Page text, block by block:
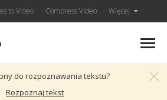
to Video Compress Video Więcej
do rozpoznawania tekstu?
Rozpoznaj tekst